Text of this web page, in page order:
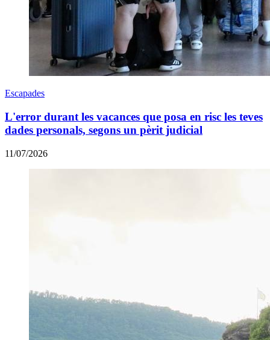
Escapades
L'error durant les vacances que posa en risc les teves
dades personals, segons un pèrit judicial
11/07/2026